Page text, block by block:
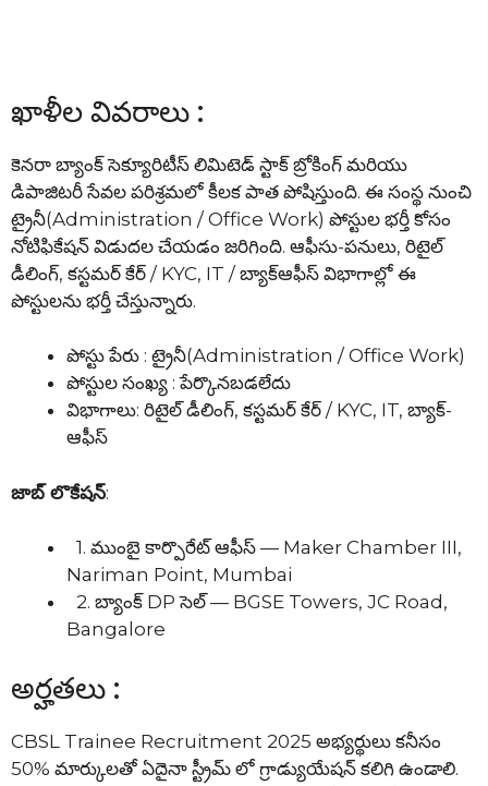
ఖాళీల వివరాలు :
కెనరా బ్యాంక్ సెక్యూరిటీస్ లిమిటెడ్ స్టాక్ బ్రోకింగ్ మరియు
డిపాజిటరీ సేవల పరిశ్రమలో కీలక పాత పోషిస్తుంది. ఈ సంస్థ నుంచి
ట్రైనీ(Administration / Office Work) పోస్టుల భర్తీ కోసం
నోటిఫికేషన్ విడుదల చేయడం జరిగింది. ఆఫీసు-పనులు, రిటైల్
డీలింగ్, కస్టమర్ కేర్ / KYC, IT / బ్యాక్­ఆఫీస్ విభాగాల్లో ఈ
పోస్టులను భర్తీ చేస్తున్నారు.
పోస్టు పేరు : ట్రైనీ(Administration / Office Work)
పోస్టుల సంఖ్య : పేర్కొనబడలేదు
విభాగాలు: రిటైల్ డీలింగ్, కస్టమర్ కేర్ / KYC, IT, బ్యాక్­
ఆఫీస్
జాబ్ లొకేషన్:
1. ముంబై కార్పొరేట్ ఆఫీస్ — Maker Chamber III,
Nariman Point, Mumbai
2. బ్యాంక్ DP సెల్ — BGSE Towers, JC Road,
Bangalore
అర్హతలు :
CBSL Trainee Recruitment 2025 అభ్యర్థులు కనీసం
50% మార్కులతో ఏదైనా స్ట్రీమ్ లో గ్రాడ్యుయేషన్ కలిగి ఉండాలి.